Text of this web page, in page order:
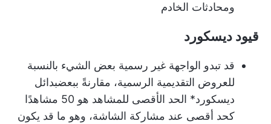
ومحادثات الخادم
قيود ديسكورد
قد تبدو الواجهة غير رسمية بعض الشيء بالنسبة
للعروض التقديمية الرسمية، مقارنةً ببعضبدائل
ديسكورد
* الحد الأقصى للمشاهد هو 50 مشاهدًا
كحد أقصى عند مشاركة الشاشة، وهو ما قد يكون